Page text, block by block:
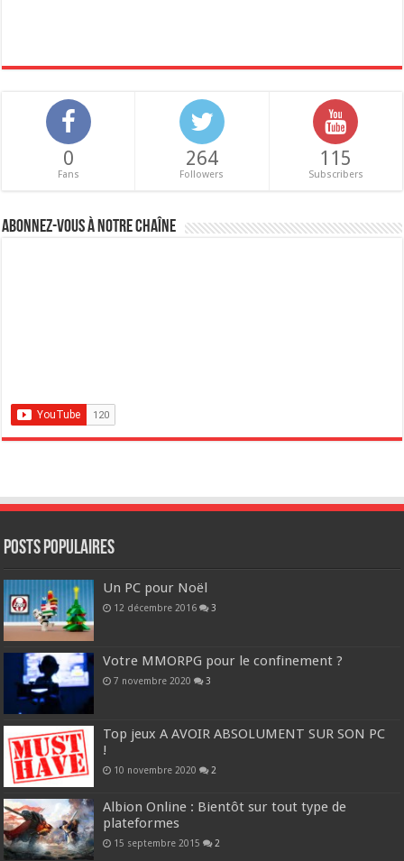
0
Fans
264
Followers
115
Subscribers
Abonnez-vous à notre chaîne
POSTS POPULAIRES
Un PC pour Noël
12 décembre 2016 3
Votre MMORPG pour le confinement ?
7 novembre 2020 3
Top jeux A AVOIR ABSOLUMENT SUR SON PC
!
10 novembre 2020 2
Albion Online : Bientôt sur tout type de
plateformes
15 septembre 2015 2